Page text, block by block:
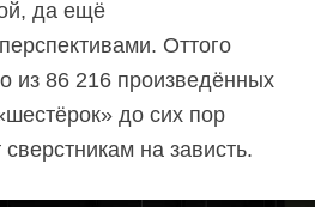
да ещё
Оттого
из 86 216 произведённых
до сих пор
на зависть.